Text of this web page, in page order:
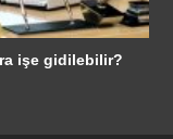
işe gidilebilir?